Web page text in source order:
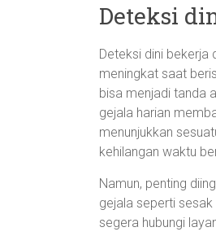
Deteksi
Deteksi dini bekerja
meningkat saat
bisa menjadi tanda
gejala harian
menunjukkan
kehilangan waktu
Namun, penting
gejala seperti
segera hubungi